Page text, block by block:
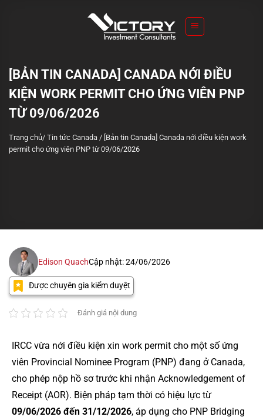
[BẢN TIN CANADA] CANADA NỚI ĐIỀU
KIỆN WORK PERMIT CHO ỨNG VIÊN PNP
TỪ 09/06/2026
Trang chủ/ Tin tức Canada / [Bản tin Canada] Canada nới điều kiện work
permit cho ứng viên PNP từ 09/06/2026
Edison QuachCập nhật: 24/06/2026
Được chuyên gia kiểm duyệt
Đánh giá nội dung
IRCC vừa nới điều kiện xin work permit cho một số ứng
viên Provincial Nominee Program (PNP) đang ở Canada,
cho phép nộp hồ sơ trước khi nhận Acknowledgement of
Receipt (AOR). Biện pháp tạm thời có hiệu lực từ
09/06/2026 đến 31/12/2026, áp dụng cho PNP Bridging